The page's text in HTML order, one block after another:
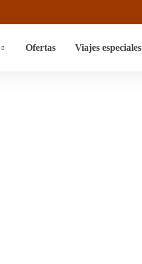
Ofertas Viajes especiales